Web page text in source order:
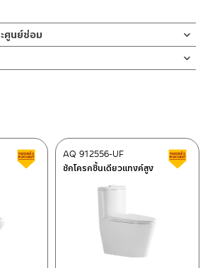
ศูนย์ซ่อม
รุงเทพฯ
ม3 แขวงบางโพงพาง เขตยานนาวา กรุงเทพฯ
Sales Staff
สินค้าลดราคา เคลียร์สต็อก
ชักโครกชิ้นเดียวแทงค์สูง
AQ 912556-UF